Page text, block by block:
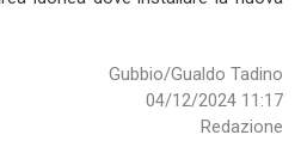
Gubbio/Gualdo Tadino
04/12/2024 11:17
Redazione